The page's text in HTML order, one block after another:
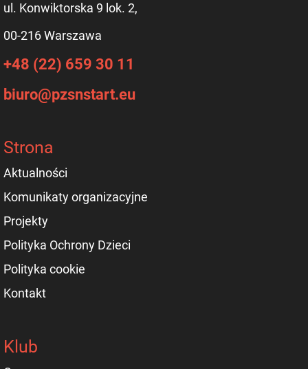
ul. Konwiktorska 9 lok. 2,
00-216 Warszawa
+48 (22) 659 30 11
biuro@pzsnstart.eu
Strona
Aktualności
Komunikaty organizacyjne
Projekty
Polityka Ochrony Dzieci
Polityka cookie
Kontakt
Klub